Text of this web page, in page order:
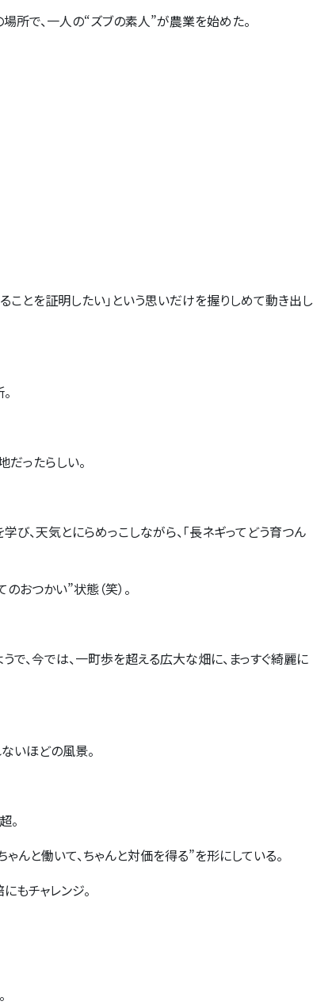
所で、一人の“ズブの素人”が農業を始めた。
ることを証明したい」という思いだけを握りしめて動き出し
だったらしい。
び、天気とにらめっこしながら、「長ネギってどう育つん
のおつかい”状態（笑）。
で、今では、一町歩を超える広大な畑に、まっすぐ綺麗に
いほどの風景。
。
ゃんと働いて、ちゃんと対価を得る”を形にしている。
もチャレンジ。